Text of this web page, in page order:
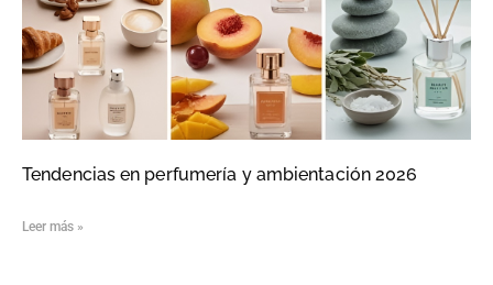
Tendencias en perfumería y ambientación 2026
Leer más »